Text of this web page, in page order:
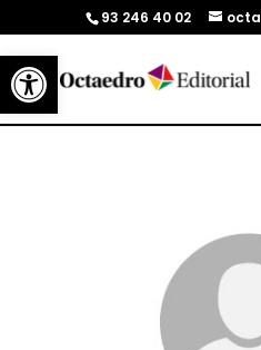
Abrir barra de herramientas
93 246 40 02